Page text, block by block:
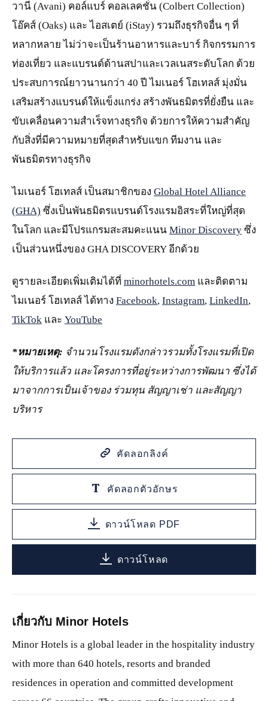
วานี (Avani) คอล์แบร์ คอลเลคชั่น (Colbert Collection)
โอ๊คส์ (Oaks) และ ไอสเตย์ (iStay) รวมถึงธุรกิจอื่น ๆ ที่
หลากหลาย ไม่ว่าจะเป็นร้านอาหารและบาร์ กิจกรรมการ
ท่องเที่ยว และแบรนด์ด้านสปาและเวลเนสระดับโลก ด้วย
ประสบการณ์ยาวนานกว่า 40 ปี ไมเนอร์ โฮเทลส์ มุ่งมั่น
เสริมสร้างแบรนด์ให้แข็งแกร่ง สร้างพันธมิตรที่ยั่งยืน และ
ขับเคลื่อนความสำเร็จทางธุรกิจ ด้วยการให้ความสำคัญ
กับสิ่งที่มีความหมายที่สุดสำหรับแขก ทีมงาน และ
พันธมิตรทางธุรกิจ
ไมเนอร์ โฮเทลส์ เป็นสมาชิกของ Global Hotel Alliance
(GHA) ซึ่งเป็นพันธมิตรแบรนด์โรงแรมอิสระที่ใหญ่ที่สุด
ในโลก และมีโปรแกรมสะสมคะแนน Minor Discovery ซึ่ง
เป็นส่วนหนึ่งของ GHA DISCOVERY อีกด้วย
ดูรายละเอียดเพิ่มเติมได้ที่ minorhotels.com และติดตาม
ไมเนอร์ โฮเทลส์ ได้ทาง Facebook, Instagram, LinkedIn,
TikTok และ YouTube
*หมายเหตุ: จำนวนโรงแรมดังกล่าวรวมทั้งโรงแรมที่เปิด
ให้บริการแล้ว และโครงการที่อยู่ระหว่างการพัฒนา ซึ่งได้
มาจากการเป็นเจ้าของ ร่วมทุน สัญญาเช่า และสัญญา
บริหาร
คัดลอกลิงค์
คัดลอกตัวอักษร
ดาวน์โหลด PDF
ดาวน์โหลด
เกี่ยวกับ Minor Hotels
Minor Hotels is a global leader in the hospitality industry
with more than 640 hotels, resorts and branded
residences in operation and committed development